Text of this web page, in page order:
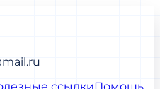
ссылкиПомощь